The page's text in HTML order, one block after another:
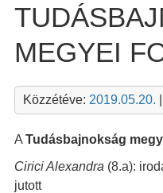
MEGYEI
Közzétéve: 2019.05.20.
A Tudásbajnokság
Cirici Alexandra (8.a):
jutott